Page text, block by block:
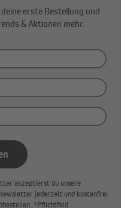
erste Bestellung und
& Aktionen mehr.
akzeptierst du unsere
jederzeit und kostenfrei
*Pflichtfeld